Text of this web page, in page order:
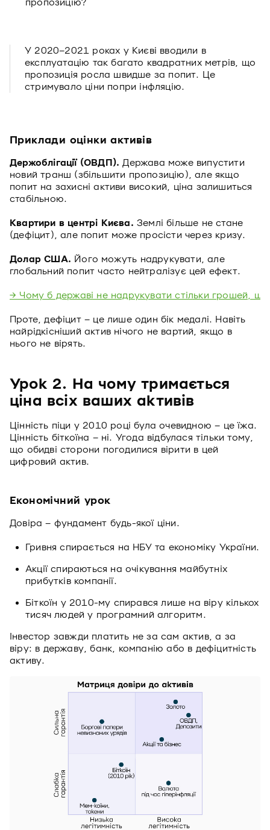
У 2020–2021 роках у Києві вводили в
експлуатацію так багато квадратних метрів, що
пропозиція росла швидше за попит. Це
стримувало ціни попри інфляцію.
Приклади оцінки активів
Держоблігації (ОВДП). Держава може випустити
новий транш (збільшити пропозицію), але якщо
попит на захисні активи високий, ціна залишиться
стабільною.
Квартири в центрі Києва. Землі більше не стане
(дефіцит), але попит може просісти через кризу.
Долар США. Його можуть надрукувати, але
глобальний попит часто нейтралізує цей ефект.
→ Чому б державі не надрукувати стільки грошей,
Проте, дефіцит – це лише один бік медалі. Навіть
найрідкісніший актив нічого не вартий, якщо в
нього не вірять.
Урок 2. На чому тримається
ціна всіх ваших активів
Цінність піци у 2010 році була очевидною – це їжа.
Цінність біткоїна – ні. Угода відбулася тільки тому,
що обидві сторони погодилися вірити в цей
цифровий актив.
Економічний урок
Довіра – фундамент будь-якої ціни.
Гривня спирається на НБУ та економіку України.
Акції спираються на очікування майбутніх
прибутків компанії.
Біткоїн у 2010-му спирався лише на віру кількох
тисяч людей у програмний алгоритм.
Інвестор завжди платить не за сам актив, а за
віру: в державу, банк, компанію або в дефіцитність
активу.